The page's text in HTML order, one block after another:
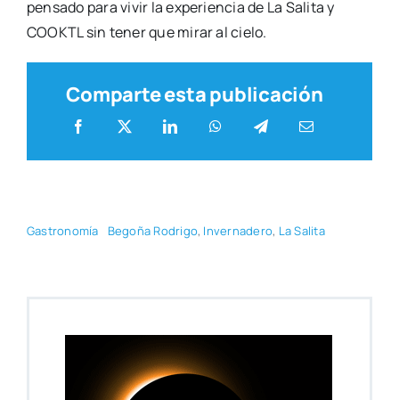
pen­sa­do para vivir la expe­rien­cia de La Sali­ta y
COOKTL sin tener que mirar al cie­lo.
Comparte esta publicación
Gas­tro­no­mía Bego­ña Rodri­go, Inver­na­de­ro, La Sali­ta